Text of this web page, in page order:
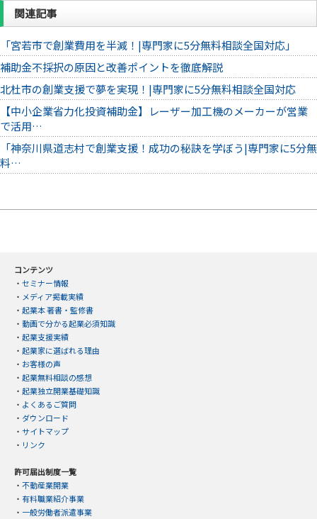
関連記事
「宮若市で創業費用を半減！|専門家に5分無料相談全国対応」
補助金不採択の原因と改善ポイントを徹底解説
北杜市の創業支援で夢を実現！|専門家に5分無料相談全国対応
【中小企業省力化投資補助金】レーザー加工機のメーカーが営業
で活用…
「神奈川県道志村で創業支援！成功の秘訣を学ぼう|専門家に5分無
料…
コンテンツ
・ セミナー情報
・ メディア掲載実績
・ 起業本 著書・監修書
・ 動画で分かる起業必須知識
・ 起業支援実績
・ 起業家に選ばれる理由
・ お客様の声
・ 起業無料相談の感想
・ 起業独立開業基礎知識
・ よくあるご質問
・ ダウンロード
・ サイトマップ
・ リンク
許可届出制度一覧
・ 不動産業開業
・ 有料職業紹介事業
・ 一般労働者派遣事業